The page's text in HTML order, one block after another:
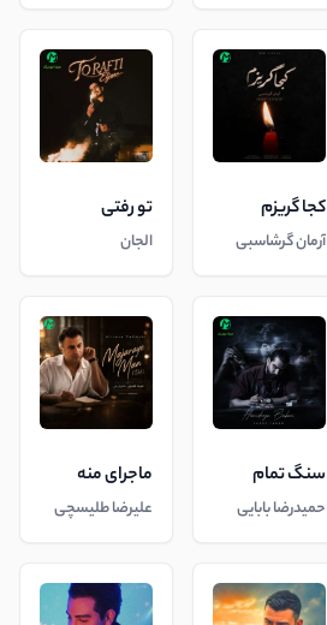
کجا گریزم
آرمان گرشاسبی
تو رفتی
الجان
سنگ تمام
حمیدرضا بابایی
ماجرای منه
علیرضا طلیسچی